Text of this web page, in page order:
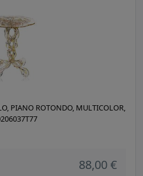
PIANO ROTONDO, MULTICOLOR,
88,00 €